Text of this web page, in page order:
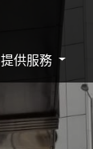
提供服務